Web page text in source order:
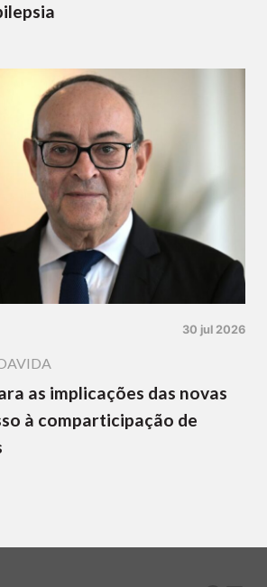
30 jul 2026
as implicações das novas
à comparticipação de